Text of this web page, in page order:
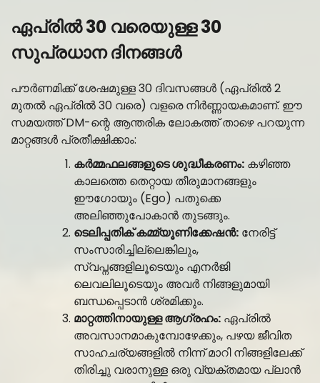
ഏപ്രിൽ 30 വരെയുള്ള 30
സുപ്രധാന ദിനങ്ങൾ
പൗർണമിക്ക് ശേഷമുള്ള 30 ദിവസങ്ങൾ (ഏപ്രിൽ 2
മുതൽ ഏപ്രിൽ 30 വരെ) വളരെ നിർണ്ണായകമാണ്. ഈ
സമയത്ത് DM-ന്റെ ആന്തരിക ലോകത്ത് താഴെ പറയുന്ന
മാറ്റങ്ങൾ പ്രതീക്ഷിക്കാം:
കർമ്മഫലങ്ങളുടെ ശുദ്ധീകരണം: കഴിഞ്ഞ
കാലത്തെ തെറ്റായ തീരുമാനങ്ങളും
ഈഗോയും (Ego) പതുക്കെ
അലിഞ്ഞുപോകാൻ തുടങ്ങും.
ടെലിപ്പതിക് കമ്മ്യൂണിക്കേഷൻ: നേരിട്ട്
സംസാരിച്ചില്ലെങ്കിലും,
സ്വപ്നങ്ങളിലൂടെയും എനർജി
ലെവലിലൂടെയും അവർ നിങ്ങളുമായി
ബന്ധപ്പെടാൻ ശ്രമിക്കും.
മാറ്റത്തിനായുള്ള ആഗ്രഹം: ഏപ്രിൽ
അവസാനമാകുമ്പോഴേക്കും, പഴയ ജീവിത
സാഹചര്യങ്ങളിൽ നിന്ന് മാറി നിങ്ങളിലേക്ക്
തിരിച്ചു വരാനുള്ള ഒരു വ്യക്തമായ പ്ലാൻ